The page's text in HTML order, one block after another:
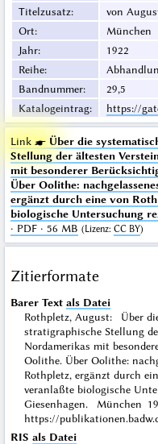
Titelzusatz:
von
Ort:
München
Jahr:
1922
Reihe:
Bandnummer:
29,5
Katalogeintrag: https://
Link ☛ Über die
Stellung der ältesten
mit besonderer
Über Oolithe:
ergänzt durch eine von
biologische Untersuchung
· PDF · 56 MB (Lizenz: CC BY)
Zitierformate
Barer Text als Datei
Rothpletz, August: Über
stratigraphische Stellung
Nordamerikas mit
Oolithe. Über Oolithe:
Rothpletz, ergänzt durch
veranlaßte biologische
Giesenhagen. München
https://
RIS als Datei